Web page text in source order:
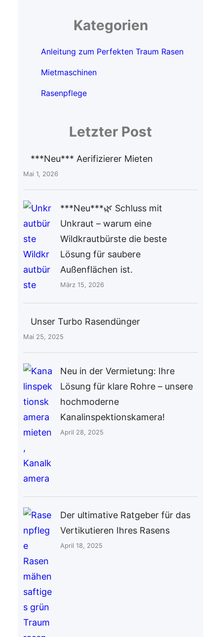
Kategorien
Anleitung zum Perfekten Traum Rasen
Mietmaschinen
Rasenpflege
Letzter Post
***Neu*** Aerifizierer Mieten
Mai 1, 2026
***Neu***🌿 Schluss mit
Unkraut – warum eine
Wildkrautbürste die beste
Lösung für saubere
Außenflächen ist.
März 15, 2026
Unser Turbo Rasendünger
Mai 25, 2025
Neu in der Vermietung: Ihre
Lösung für klare Rohre – unsere
hochmoderne
Kanalinspektionskamera!
April 28, 2025
Der ultimative Ratgeber für das
Vertikutieren Ihres Rasens
April 18, 2025